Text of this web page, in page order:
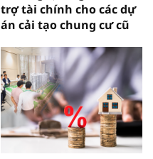
trợ tài chính cho các dự
án cải tạo chung cư cũ